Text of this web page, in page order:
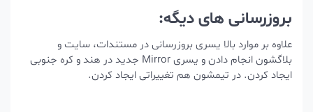
بروزرسانی های دیگه:
علاوه بر موارد بالا یسری بروزرسانی در مستندات، سایت و
بلاگشون انجام دادن و یسری Mirror جدید در هند و کره جنوبی
ایجاد کردن. در تیمشون هم تغییراتی ایجاد کردن.